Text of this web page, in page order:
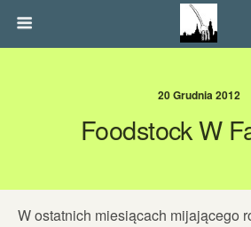
20 Grudnia 2012
Foodstock W
W ostatnich miesiącach mijającego